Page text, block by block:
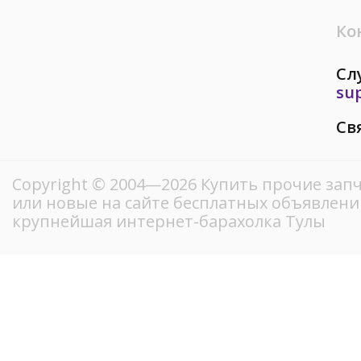
Copyright © 2004—2026 Купить прочие
или новые на сайте бесплатных
крупнейшая интернет-барахолка Тулы